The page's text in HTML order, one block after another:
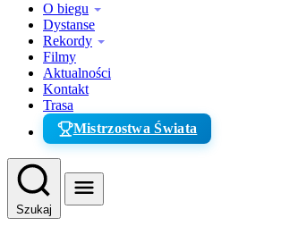
O biegu
Dystanse
Rekordy
Filmy
Aktualności
Kontakt
Trasa
Mistrzostwa Świata
Szukaj